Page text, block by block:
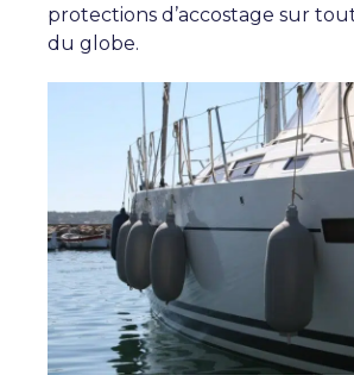
protections d’accostage sur
du globe.